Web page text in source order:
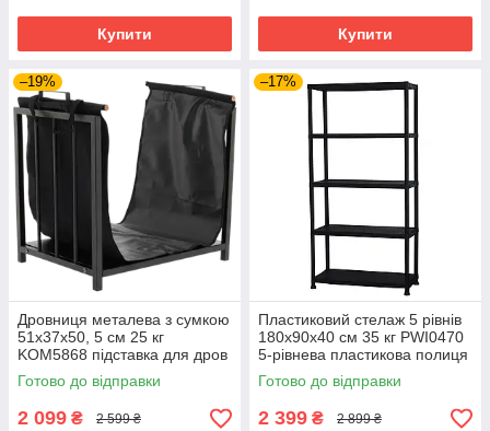
Купити Купити
–19%
Дровниця металева з сумкою
51х37х50, 5 см 25 кг
KOM5868 підставка для дров
до будинку дровник для
перенесення дров стійка для
дров
Готово до відправки
2 099 ₴ 2 599 ₴
–17%
Пластиковий стелаж 5 рівнів
180х90х40 см 35 кг PWI0470
5-рівнева пластикова полиця
у гараж стелаж для
майстерні
Готово до відправки
2 399 ₴ 2 899 ₴